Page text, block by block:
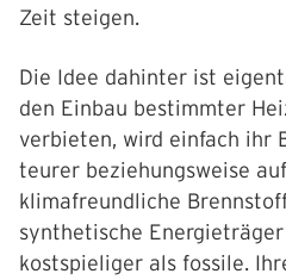
Zeit steigen.
Die Idee dahinter ist
den Einbau bestimmter
verbieten, wird einfach ihr
teurer beziehungsweise
klimafreundliche
synthetische
kostspieliger als fossile.